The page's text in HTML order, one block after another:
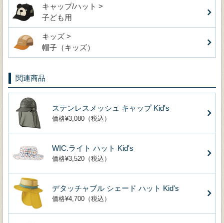
キャップ/ハット >
子ども用
キッズ >
帽子（キッズ）
関連商品
ステンレスメッシュ キャップ Kid's
価格¥3,080（税込）
WIC.ライト ハット Kid's
価格¥3,520（税込）
デタッチャブル シェード ハット Kid's
価格¥4,700（税込）